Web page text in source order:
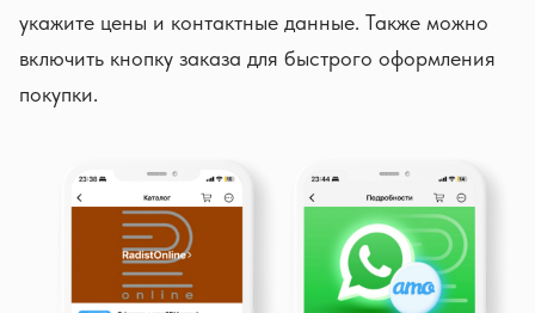
укажите цены и контактные данные. Также можно
включить кнопку заказа для быстрого оформления
покупки.